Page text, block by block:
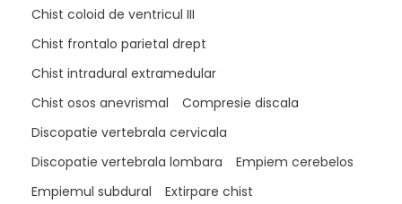
Chist coloid de ventricul III
Chist frontalo parietal drept
Chist intradural extramedular
Chist osos anevrismal
Compresie discala
Discopatie vertebrala cervicala
Discopatie vertebrala lombara
Empiem cerebelos
Empiemul subdural
Extirpare chist